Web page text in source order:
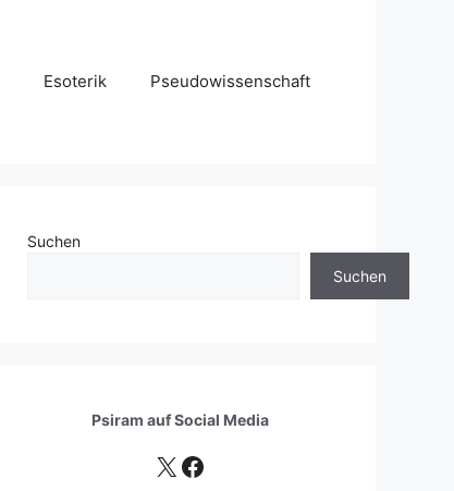
Esoterik Pseudowissenschaft
Suchen
Suchen
Psiram aufSocial Media
X Facebook